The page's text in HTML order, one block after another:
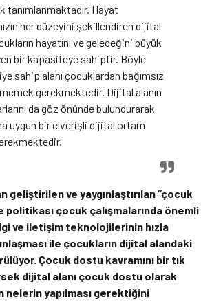
tanımlanmaktadır. Hayat
her düzeyini şekillendiren dijital
hayatını ve geleceğini büyük
bir kapasiteye sahiptir. Böyle
sahip alanı çocuklardan bağımsız
gerekmektedir. Dijital alanın
da göz önünde bulundurarak
uygun bir elverişli dijital ortam
geliştirilen ve yaygınlaştırılan “çocuk
politikası çocuk çalışmalarında önemli
ve iletişim teknolojilerinin hızla
ile çocukların dijital alandaki
Çocuk dostu kavramını bir tık
dijital alanı çocuk dostu olarak
nelerin yapılması gerektiğini